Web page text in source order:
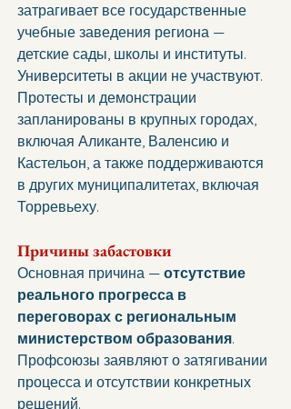
затрагивает все государственные
учебные заведения региона —
детские сады, школы и институты.
Университеты в акции не участвуют.
Протесты и демонстрации
запланированы в крупных городах,
включая Аликанте, Валенсию и
Кастельон, а также поддерживаются
в других муниципалитетах, включая
Торревьеху.
Причины забастовки
Основная причина — отсутствие
реального прогресса в
переговорах с региональным
министерством образования.
Профсоюзы заявляют о затягивании
процесса и отсутствии конкретных
решений.